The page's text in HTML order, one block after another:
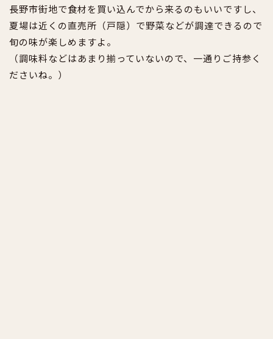
長野市街地で食材を買い込んでから来るのもいいですし、
夏場は近くの直売所（戸隠）で野菜などが調達できるので
旬の味が楽しめますよ。
（調味料などはあまり揃っていないので、一通りご持参く
ださいね。）